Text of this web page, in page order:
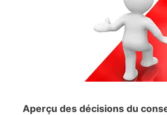
Aperçu des décisions du